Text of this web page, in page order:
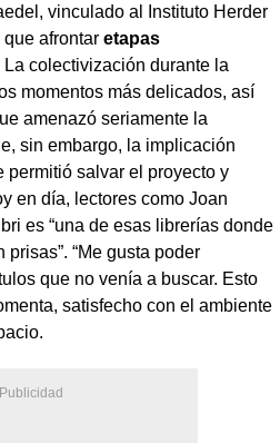
vinculado al Instituto Herder
afrontar etapas
La colectivización durante la
momentos más delicados, así
amenazó seriamente la
sin embargo, la implicación
permitió salvar el proyecto y
en día, lectores como Joan
es “una de esas librerías donde
“Me gusta poder
que no venía a buscar. Esto
satisfecho con el ambiente